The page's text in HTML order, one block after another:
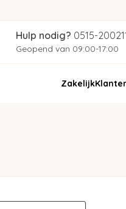
Hulp nodig? 0515-
Geopend van 09:00-17:00
Zakelijk